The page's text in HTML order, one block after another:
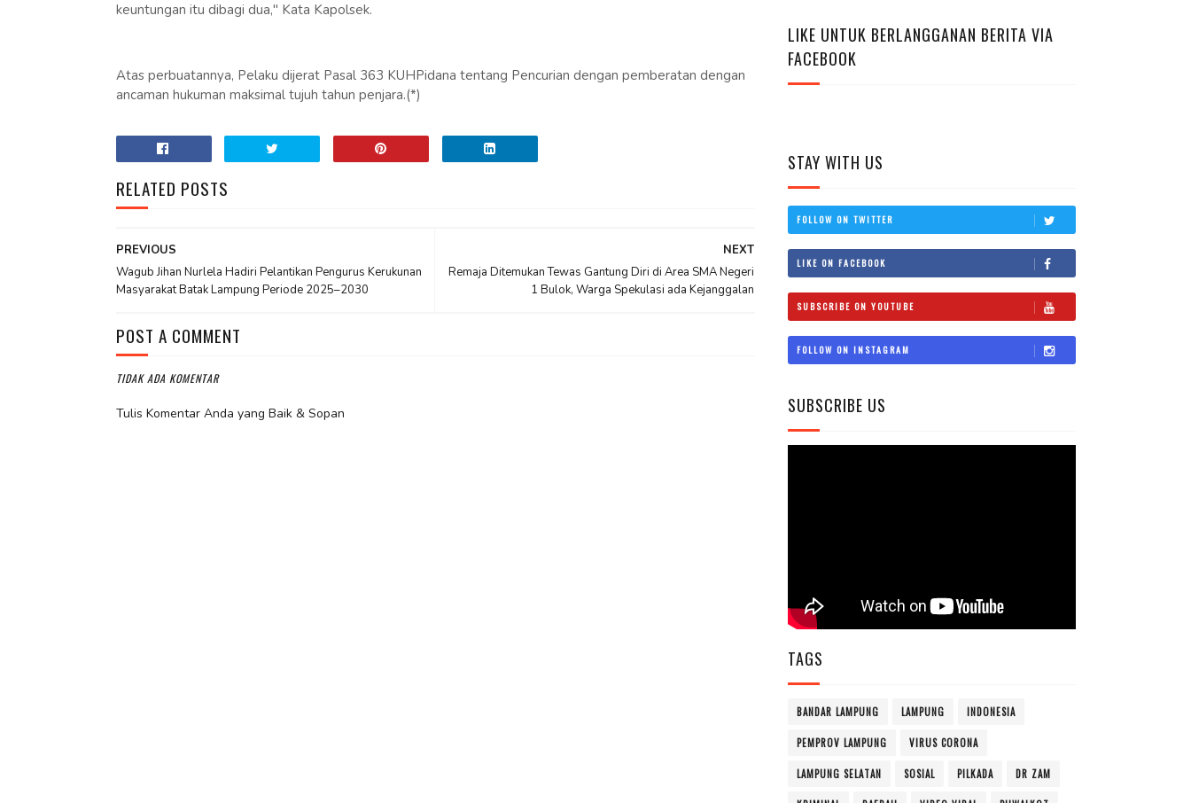
keuntungan itu dibagi dua," Kata Kapolsek.
Atas perbuatannya, Pelaku dijerat Pasal 363 KUHPidana tentang Pencurian dengan pemberatan dengan
ancaman hukuman maksimal tujuh tahun penjara.(*)
RELATED POSTS
NEXT
Remaja Ditemukan Tewas Gantung Diri di Area SMA Negeri
1 Bulok, Warga Spekulasi ada Kejanggalan
PREVIOUS
Wagub Jihan Nurlela Hadiri Pelantikan Pengurus Kerukunan
Masyarakat Batak Lampung Periode 2025–2030
POST A COMMENT
TIDAK ADA KOMENTAR
Tulis Komentar Anda yang Baik & Sopan
LIKE UNTUK BERLANGGANAN BERITA VIA
FACEBOOK
STAY WITH US
FOLLOW ON TWITTER
LIKE ON FACEBOOK
SUBSCRIBE ON YOUTUBE
FOLLOW ON INSTAGRAM
SUBSCRIBE US
TAGS
BANDAR LAMPUNG LAMPUNG INDONESIA
PEMPROV LAMPUNG VIRUS CORONA
LAMPUNG SELATAN SOSIAL PILKADA DR ZAM